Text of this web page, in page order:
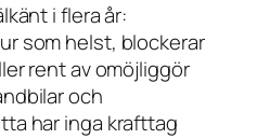
i flera år:
som helst, blockerar
rent av omöjliggör
och
har inga krafttag